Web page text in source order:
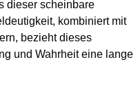
dieser scheinbare
kombiniert mit
bezieht dieses
und Wahrheit eine lange